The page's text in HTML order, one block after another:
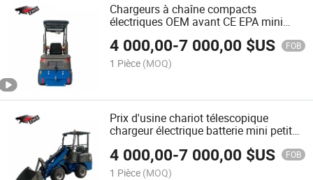
Chargeurs à chaîne compacts
électriques OEM avant CE EPA mini
petits à batterie 1.5ton 1500kg
Chargeur à roues électrique
4 000,00-7 000,00 $US FOB
1 Pièce (MOQ)
Prix d'usine chariot télescopique
chargeur électrique batterie mini petit
chargeur sur roues électrique
4 000,00-7 000,00 $US FOB
1 Pièce (MOQ)